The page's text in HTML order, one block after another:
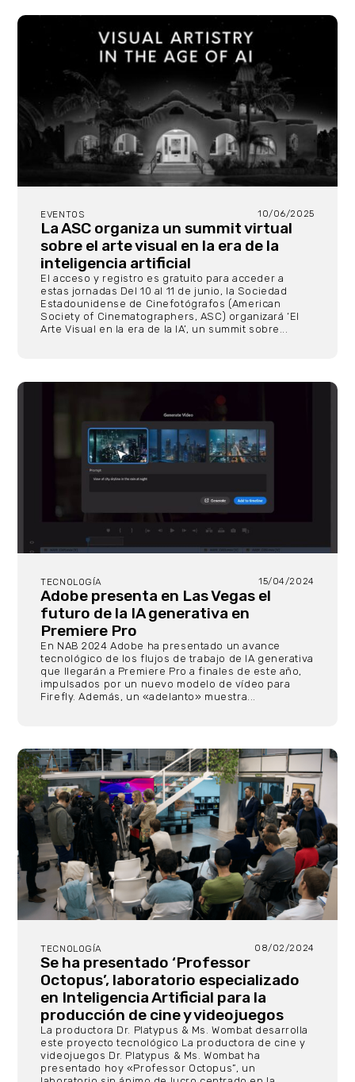
EVENTOS 10/06/2025
La ASC organiza un summit virtual
sobre el arte visual en la era de la
inteligencia artificial
El acceso y registro es gratuito para acceder a
estas jornadas Del 10 al 11 de junio, la Sociedad
Estadounidense de Cinefotógrafos (American
Society of Cinematographers, ASC) organizará ‘El
Arte Visual en la era de la IA’, un summit sobre...
TECNOLOGÍA 15/04/2024
Adobe presenta en Las Vegas el
futuro de la IA generativa en
Premiere Pro
En NAB 2024 Adobe ha presentado un avance
tecnológico de los flujos de trabajo de IA generativa
que llegarán a Premiere Pro a finales de este año,
impulsados por un nuevo modelo de vídeo para
Firefly. Además, un «adelanto» muestra...
TECNOLOGÍA 08/02/2024
Se ha presentado ‘Professor
Octopus’, laboratorio especializado
en Inteligencia Artificial para la
producción de cine y videojuegos
La productora Dr. Platypus & Ms. Wombat desarrolla
este proyecto tecnológico La productora de cine y
videojuegos Dr. Platypus & Ms. Wombat ha
presentado hoy «Professor Octopus”, un